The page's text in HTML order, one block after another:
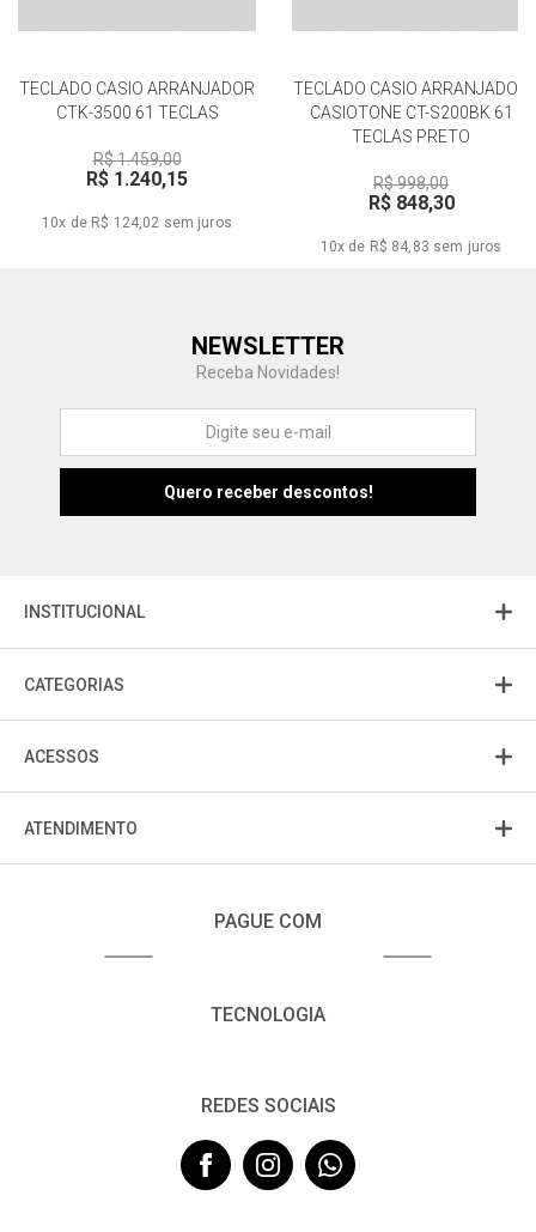
TECLADO CASIO ARRANJADOR
CTK-3500 61 TECLAS
R$ 1.459,00
R$ 1.240,15
10x de R$ 124,02 sem juros
TECLADO CASIO ARRANJADOR
CASIOTONE CT-S200BK 61
TECLAS PRETO
R$ 998,00
R$ 848,30
10x de R$ 84,83 sem juros
NEWSLETTER
Receba Novidades!
INSTITUCIONAL
CATEGORIAS
ACESSOS
ATENDIMENTO
PAGUE COM
TECNOLOGIA
REDES SOCIAIS
Fu Fujisom